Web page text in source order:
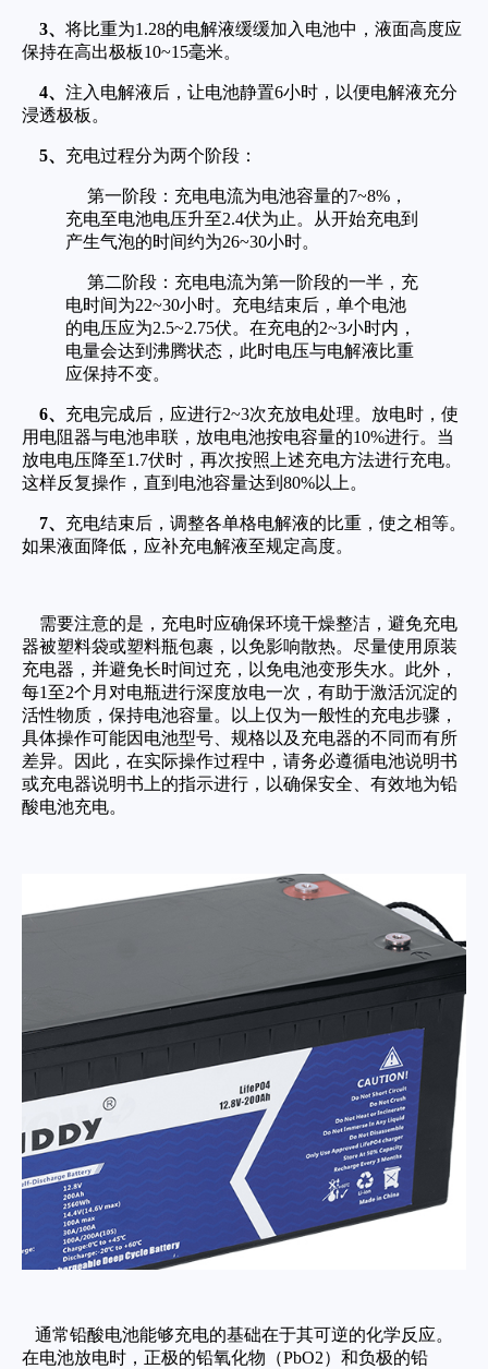
3、 将比重为1.28的电解液缓缓加入电池中，液面高度应
保持在高出极板10~15毫米。
4、 注入电解液后，让电池静置6小时，以便电解液充分
浸透极板。
5、 充电过程分为两个阶段：
第一阶段：充电电流为电池容量的7~8%，
充电至电池电压升至2.4伏为止。从开始充电到
产生气泡的时间约为26~30小时。
第二阶段：充电电流为第一阶段的一半，充
电时间为22~30小时。充电结束后，单个电池
的电压应为2.5~2.75伏。在充电的2~3小时内，
电量会达到沸腾状态，此时电压与电解液比重
应保持不变。
6、 充电完成后，应进行2~3次充放电处理。放电时，使
用电阻器与电池串联，放电电池按电容量的10%进行。当
放电电压降至1.7伏时，再次按照上述充电方法进行充电。
这样反复操作，直到电池容量达到80%以上。
7、 充电结束后，调整各单格电解液的比重，使之相等。
如果液面降低，应补充电解液至规定高度。
需要注意的是，充电时应确保环境干燥整洁，避免充电
器被塑料袋或塑料瓶包裹，以免影响散热。尽量使用原装
充电器，并避免长时间过充，以免电池变形失水。此外，
每1至2个月对电瓶进行深度放电一次，有助于激活沉淀的
活性物质，保持电池容量。以上仅为一般性的充电步骤，
具体操作可能因电池型号、规格以及充电器的不同而有所
差异。因此，在实际操作过程中，请务必遵循电池说明书
或充电器说明书上的指示进行，以确保安全、有效地为铅
酸电池充电。
通常铅酸电池能够充电的基础在于其可逆的化学反应。
在电池放电时，正极的铅氧化物（PbO2）和负极的铅